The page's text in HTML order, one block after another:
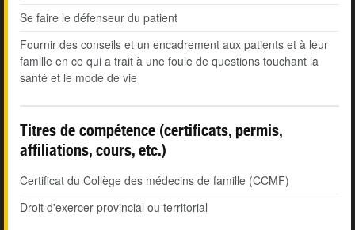
Se faire le défenseur du patient
Fournir des conseils et un encadrement aux patients et à leur
famille en ce qui a trait à une foule de questions touchant la
santé et le mode de vie
Titres de compétence (certificats, permis,
affiliations, cours, etc.)
Certificat du Collège des médecins de famille (CCMF)
Droit d'exercer provincial ou territorial